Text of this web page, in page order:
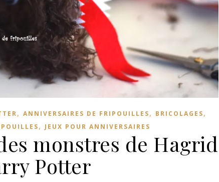
, ANNIVERSAIRES DE FRIPOUILLES, BRICOLAGES,
, JEUX POUR ANNIVERSAIRES
monstres de Hagrid
Potter